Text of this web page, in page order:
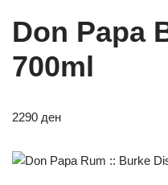
Don Papa
700ml
2290 ден